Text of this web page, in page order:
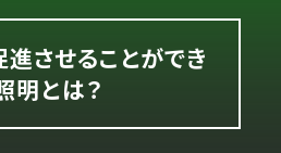
させることができ
明とは？